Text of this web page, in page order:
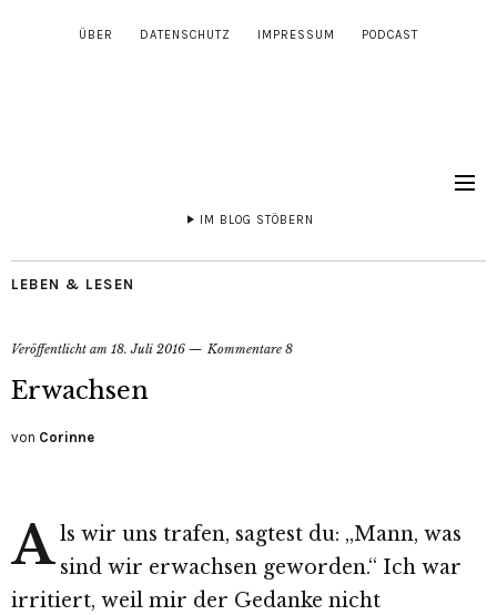
ÜBER DATENSCHUTZ IMPRESSUM PODCAST
IM BLOG STÖBERN
LEBEN & LESEN
Veröffentlicht am 18. Juli 2016 Kommentare 8
Erwachsen
von Corinne
A ls wir uns trafen, sagtest du: „Mann, was
sind wir erwachsen geworden.“ Ich war
irritiert, weil mir der Gedanke nicht